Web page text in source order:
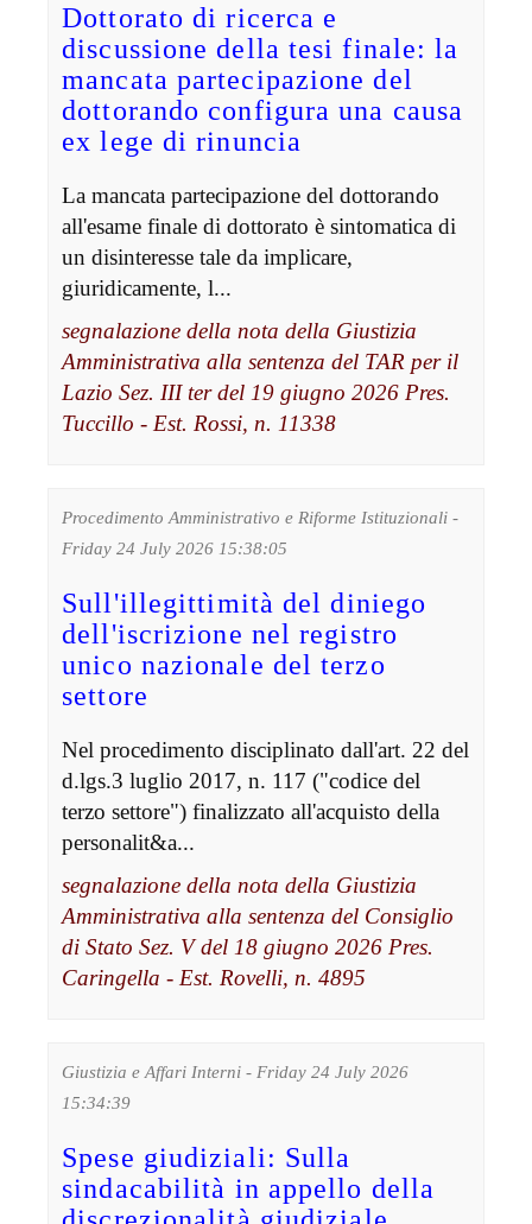
Dottorato di ricerca e
discussione della tesi finale: la
mancata partecipazione del
dottorando configura una causa
ex lege di rinuncia
La mancata partecipazione del dottorando
all'esame finale di dottorato è sintomatica di
un disinteresse tale da implicare,
giuridicamente, l...
segnalazione della nota della Giustizia
Amministrativa alla sentenza del TAR per il
Lazio Sez. III ter del 19 giugno 2026 Pres.
Tuccillo - Est. Rossi, n. 11338
Procedimento Amministrativo e Riforme Istituzionali -
Friday 24 July 2026 15:38:05
Sull'illegittimità del diniego
dell'iscrizione nel registro
unico nazionale del terzo
settore
Nel procedimento disciplinato dall'art. 22 del
d.lgs.3 luglio 2017, n. 117 ("codice del
terzo settore") finalizzato all'acquisto della
personalit&a...
segnalazione della nota della Giustizia
Amministrativa alla sentenza del Consiglio
di Stato Sez. V del 18 giugno 2026 Pres.
Caringella - Est. Rovelli, n. 4895
Giustizia e Affari Interni - Friday 24 July 2026
15:34:39
Spese giudiziali: Sulla
sindacabilità in appello della